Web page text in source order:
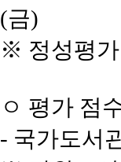
(금)
※ 정성평가
ㅇ 평가 점
- 국가도서